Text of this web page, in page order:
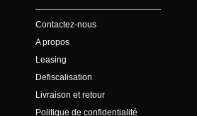
Contactez-nous
A propos
Leasing
Defiscalisation
Livraison et retour
Politique de confidentialité